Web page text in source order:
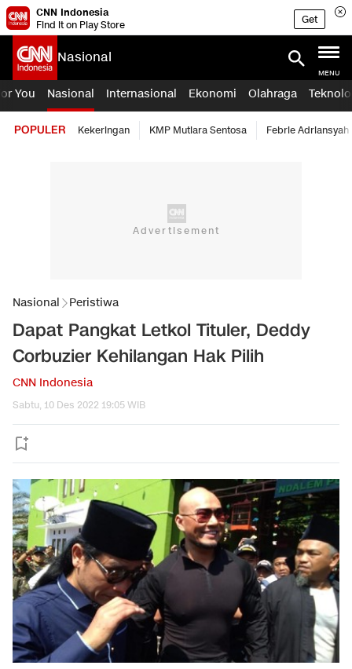
CNN Indonesia
Find it on Play Store
Get
Nasional
MENU
You Nasional Internasional Ekonomi Olahraga
POPULER Kekeringan KMP Mutiara Sentosa Febrie Adriansyah
Nasional Peristiwa
Dapat Pangkat Letkol Tituler, Deddy
Corbuzier Kehilangan Hak Pilih
CNN Indonesia
Sabtu, 10 Des 2022 19:05 WIB